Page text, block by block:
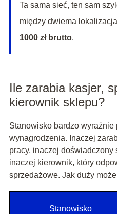
Ta sama sieć, ten sam
między dwiema
1000 zł brutto.
Ile zarabia kasjer,
kierownik sklepu?
Stanowisko bardzo wyraźnie
wynagrodzenia. Inaczej
pracy, inaczej doświadczony
inaczej kierownik, który
sprzedażowe. Jak duży
Stanowisko